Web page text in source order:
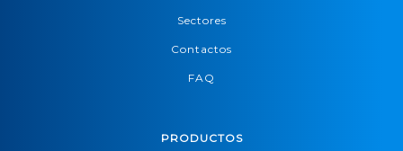
Sectores
Contactos
FAQ
PRODUCTOS